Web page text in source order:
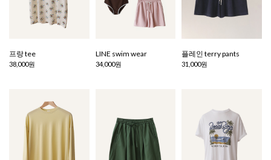
프랑 tee
38,000원
LINE swim wear
34,000원
플레인 terry pants
31,000원